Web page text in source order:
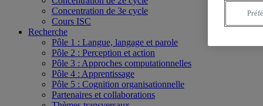
Concentration de 3e cycle
Cours ISC
Recherche
Pôle 1 : Langue, langage et parole
Pôle 2 : Perception et action
Pôle 3 : Approches computationnelles
Pôle 4 : Apprentissage
Pôle 5 : Cognition organisationnelle
Partenaires et collaborations